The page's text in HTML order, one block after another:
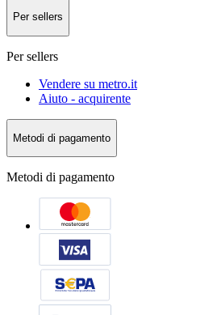
Per sellers
Per sellers
Vendere su metro.it
Aiuto - acquirente
Metodi di pagamento
Metodi di pagamento